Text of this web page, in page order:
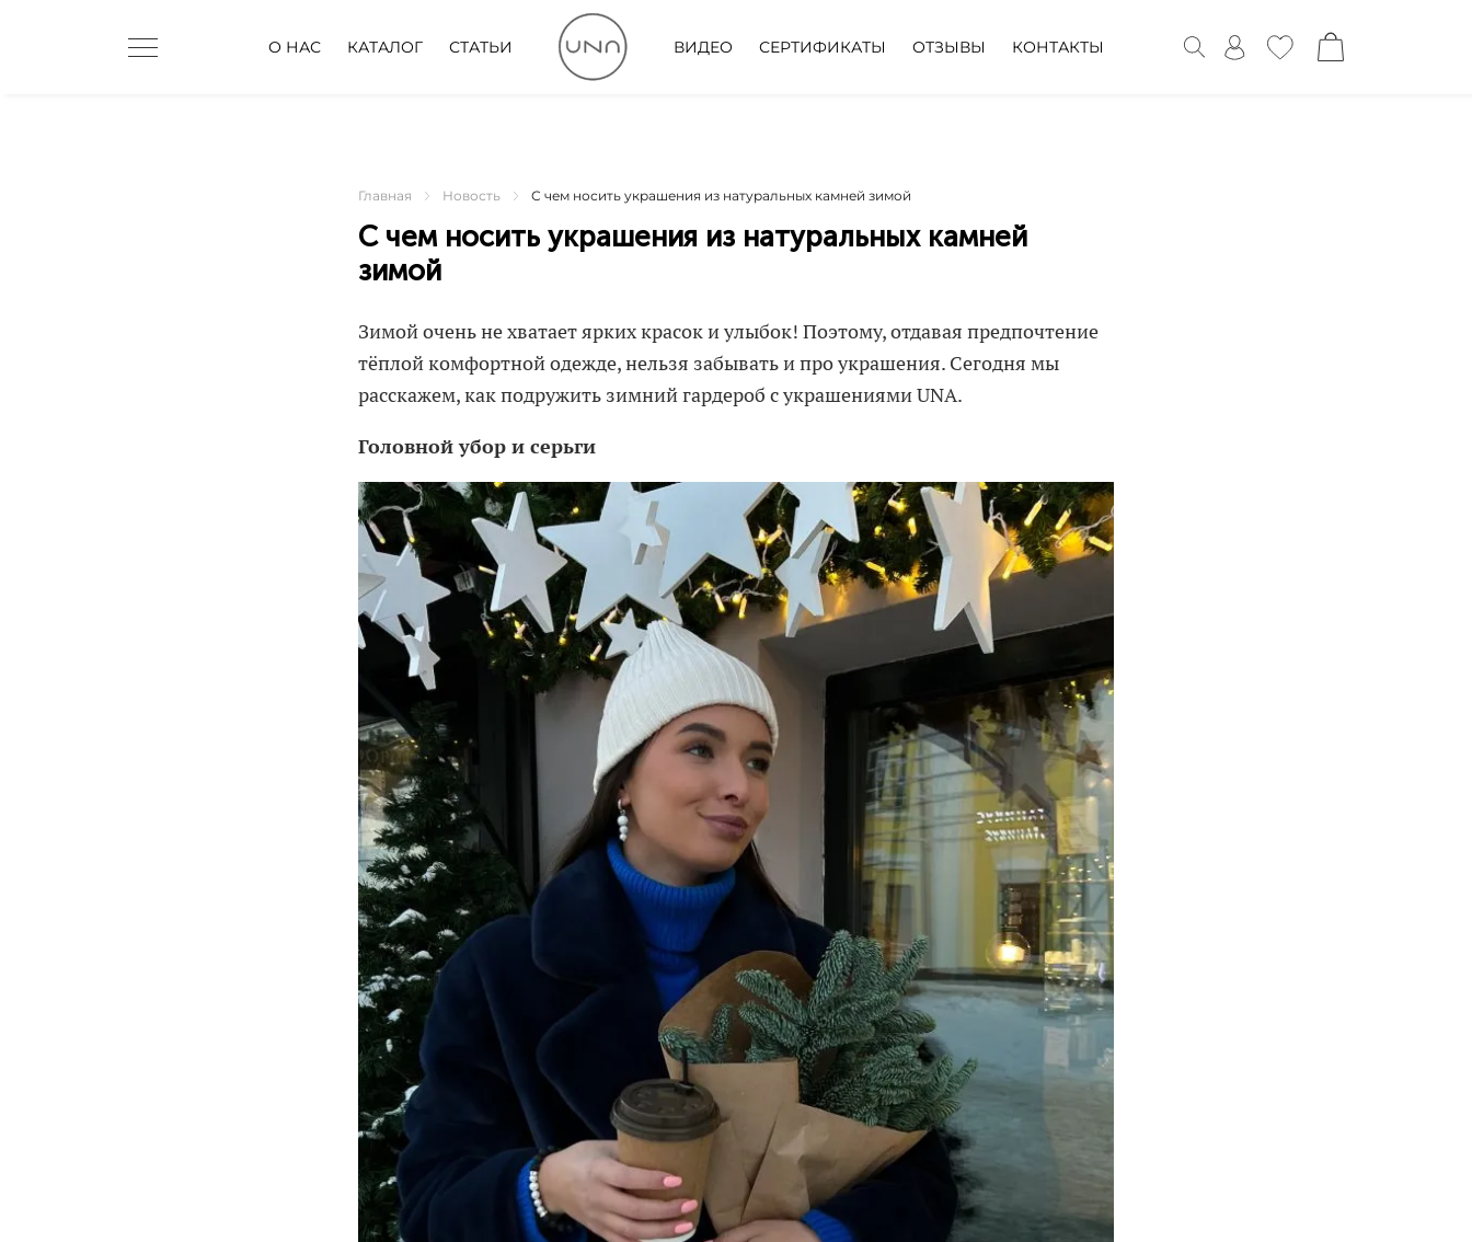
О НАС КАТАЛОГ СТАТЬИ ВИДЕО СЕРТИФИКАТЫ ОТЗЫВЫ КОНТАКТЫ
Главная Новость С чем носить украшения из натуральных камней зимой
С чем носить украшения из натуральных камней
зимой
Зимой очень не хватает ярких красок и улыбок! Поэтому, отдавая предпочтение
тёплой комфортной одежде, нельзя забывать и про украшения. Сегодня мы
расскажем, как подружить зимний гардероб с украшениями UNA.
Головной убор и серьги